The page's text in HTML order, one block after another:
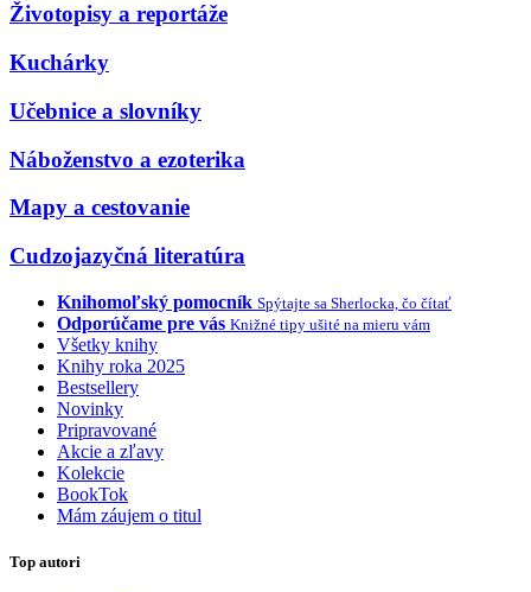
Životopisy a reportáže
Kuchárky
Učebnice a slovníky
Náboženstvo a ezoterika
Mapy a cestovanie
Cudzojazyčná literatúra
Knihomoľský pomocník Spýtajte sa Sherlocka, čo čítať
Odporúčame pre vás Knižné tipy ušité na mieru vám
Všetky knihy
Knihy roka 2025
Bestsellery
Novinky
Pripravované
Akcie a zľavy
Kolekcie
BookTok
Mám záujem o titul
Top autori